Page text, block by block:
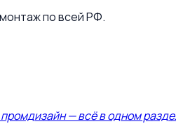
по всей РФ.
— всё в одном